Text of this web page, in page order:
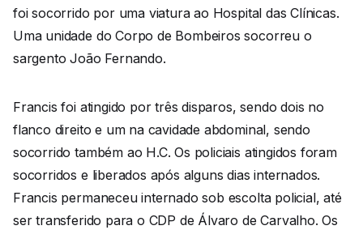
foi socorrido por uma viatura ao Hospital das Clínicas.
Uma unidade do Corpo de Bombeiros socorreu o
sargento João Fernando.
Francis foi atingido por três disparos, sendo dois no
flanco direito e um na cavidade abdominal, sendo
socorrido também ao H.C. Os policiais atingidos foram
socorridos e liberados após alguns dias internados.
Francis permaneceu internado sob escolta policial, até
ser transferido para o CDP de Álvaro de Carvalho. Os